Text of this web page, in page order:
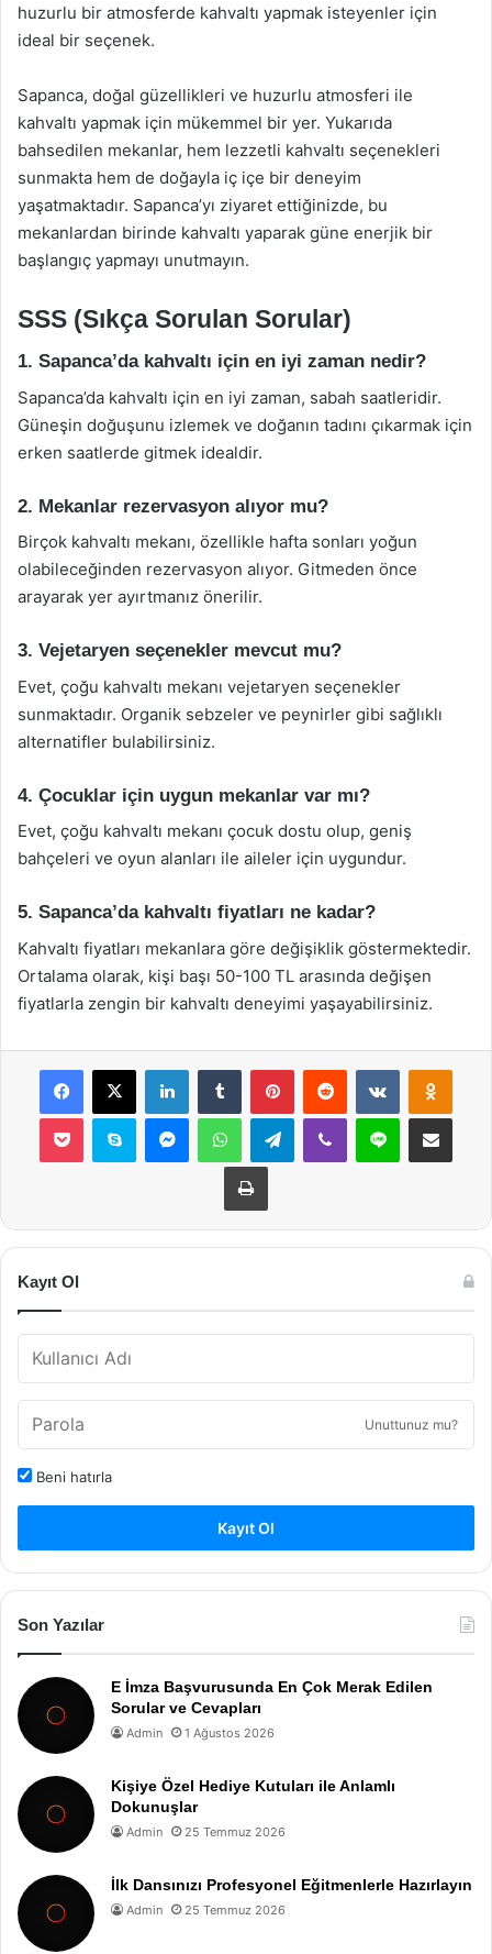
huzurlu bir atmosferde kahvaltı yapmak isteyenler için
ideal bir seçenek.
Sapanca, doğal güzellikleri ve huzurlu atmosferi ile
kahvaltı yapmak için mükemmel bir yer. Yukarıda
bahsedilen mekanlar, hem lezzetli kahvaltı seçenekleri
sunmakta hem de doğayla iç içe bir deneyim
yaşatmaktadır. Sapanca’yı ziyaret ettiğinizde, bu
mekanlardan birinde kahvaltı yaparak güne enerjik bir
başlangıç yapmayı unutmayın.
SSS (Sıkça Sorulan Sorular)
1. Sapanca’da kahvaltı için en iyi zaman nedir?
Sapanca’da kahvaltı için en iyi zaman, sabah saatleridir.
Güneşin doğuşunu izlemek ve doğanın tadını çıkarmak için
erken saatlerde gitmek idealdir.
2. Mekanlar rezervasyon alıyor mu?
Birçok kahvaltı mekanı, özellikle hafta sonları yoğun
olabileceğinden rezervasyon alıyor. Gitmeden önce
arayarak yer ayırtmanız önerilir.
3. Vejetaryen seçenekler mevcut mu?
Evet, çoğu kahvaltı mekanı vejetaryen seçenekler
sunmaktadır. Organik sebzeler ve peynirler gibi sağlıklı
alternatifler bulabilirsiniz.
4. Çocuklar için uygun mekanlar var mı?
Evet, çoğu kahvaltı mekanı çocuk dostu olup, geniş
bahçeleri ve oyun alanları ile aileler için uygundur.
5. Sapanca’da kahvaltı fiyatları ne kadar?
Kahvaltı fiyatları mekanlara göre değişiklik göstermektedir.
Ortalama olarak, kişi başı 50-100 TL arasında değişen
fiyatlarla zengin bir kahvaltı deneyimi yaşayabilirsiniz.
Facebook
X LinkedInTumblr PinterestReddit VKontakte
Pocket Skype MessengerWhatsAppTelegramViber Line E-Posta ile
Yazdır
Kayıt Ol
Unuttunuz mu?
Beni hatırla
Kayıt Ol
Son Yazılar
E İmza Başvurusunda En Çok Merak Edilen
Sorular ve Cevapları
Admin 1 Ağustos 2026
Kişiye Özel Hediye Kutuları ile Anlamlı
Dokunuşlar
Admin 25 Temmuz 2026
İlk Dansınızı Profesyonel Eğitmenlerle Hazırlayın
Admin 25 Temmuz 2026